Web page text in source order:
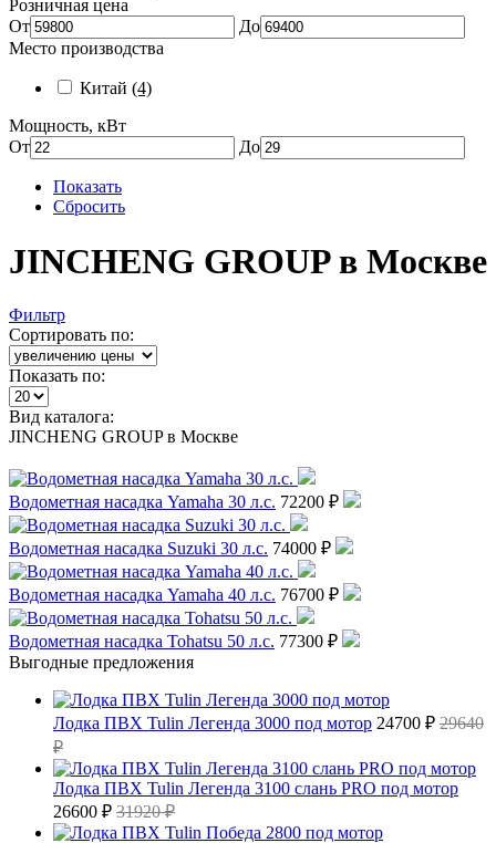
Розничная цена
От
До
Место производства
Китай (4)
Мощность, кВт
От
До
Показать
Сбросить
JINCHENG GROUP в Москве
Фильтр
Сортировать по:
Показать по:
Вид каталога:
JINCHENG GROUP в Москве
Водометная насадка Yamaha 30 л.с. 72200 ₽
Водометная насадка Suzuki 30 л.с. 74000 ₽
Водометная насадка Yamaha 40 л.с. 76700 ₽
Водометная насадка Tohatsu 50 л.с. 77300 ₽
Выгодные предложения
Лодка ПВХ Tulin Легенда 3000 под мотор 24700 ₽ 29640
₽
Лодка ПВХ Tulin Легенда 3100 слань PRO под мотор
26600 ₽ 31920 ₽